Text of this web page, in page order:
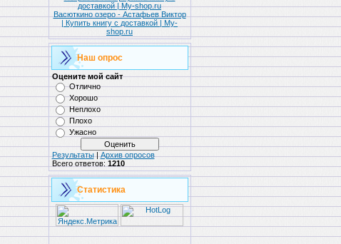
доставкой | My-shop.ru
Васюткино озеро - Астафьев Виктор
| Купить книгу с доставкой | My-
shop.ru
Наш опрос
Оцените мой сайт
Отлично
Хорошо
Неплохо
Плохо
Ужасно
Результаты|Архив опросов
Всего ответов: 1210
Статистика